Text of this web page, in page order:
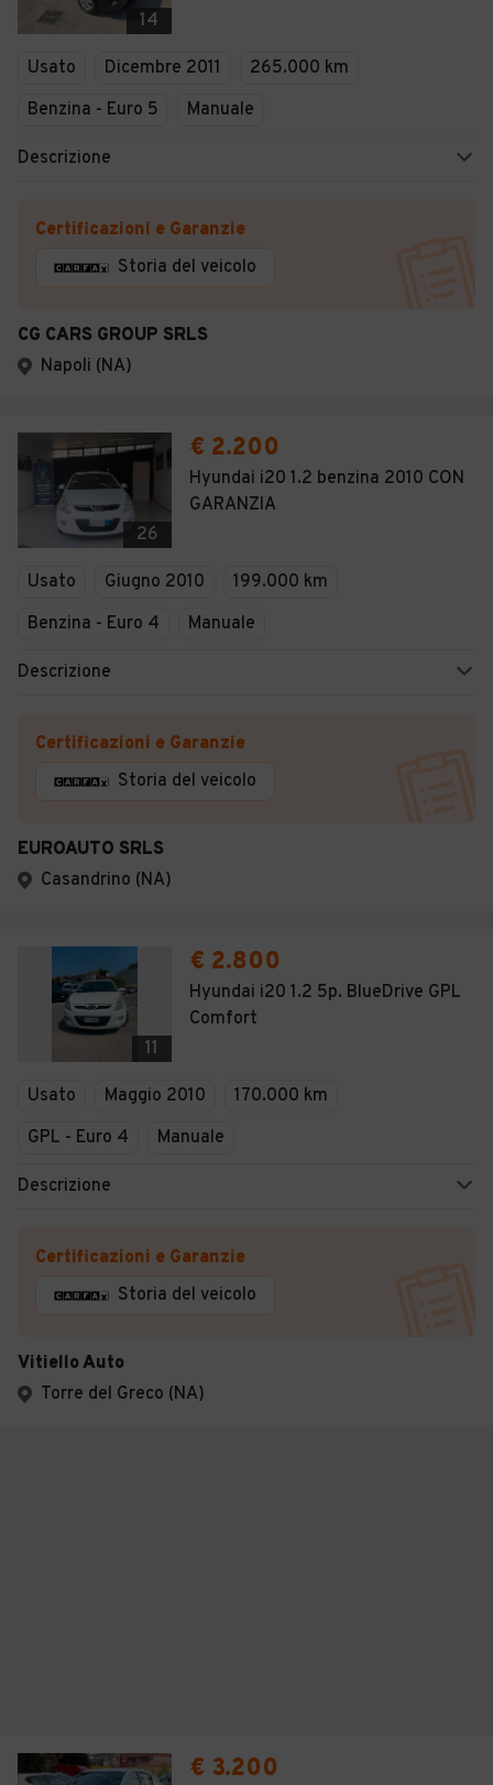
14
Usato Dicembre 2011
265.000 km
Benzina - Euro 5
Manuale
Descrizione
Certificazioni e Garanzie
Storia del veicolo
CG CARS GROUP SRLS
Napoli (NA)
26
€ 2.200
Hyundai i20 1.2 benzina 2010 CON
GARANZIA
Usato Giugno 2010
199.000 km
Benzina - Euro 4
Manuale
Descrizione
Certificazioni e Garanzie
Storia del veicolo
EUROAUTO SRLS
Casandrino (NA)
11
€ 2.800
Hyundai i20 1.2 5p. BlueDrive GPL
Comfort
Usato Maggio 2010
170.000 km
GPL - Euro 4
Manuale
Descrizione
Certificazioni e Garanzie
Storia del veicolo
Vitiello Auto
Torre del Greco (NA)
€ 3.200